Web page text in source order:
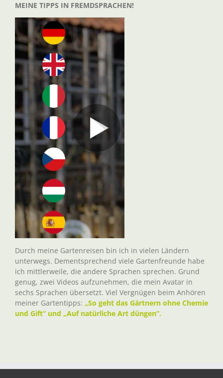
MEINE TIPPS IN FREMDSPRACHEN!
Durch meine Gartenreisen bin ich in vielen Ländern
unterwegs. Dementsprechend viele Gartenfreunde habe
ich mittlerweile, die andere Sprachen sprechen. Grund
genug, zwei Videos aufzunehmen, die mein Avatar in
sechs Sprachen übersetzt. Viel Vergnügen beim Anhören
meiner Gartentipps: „So geht das Gärtnern ohne Chemie
und Gift“ und „Auf natürliche Art düngen“.